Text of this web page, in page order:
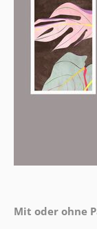
Mit oder ohne